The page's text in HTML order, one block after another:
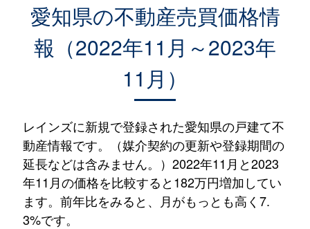
愛知県の不動産売買価格情
報（2022年11月～2023年
11月）
レインズに新規で登録された愛知県の戸建て不
動産情報です。（媒介契約の更新や登録期間の
延長などは含みません。）2022年11月と2023
年11月の価格を比較すると182万円増加してい
ます。前年比をみると、月がもっとも高く7.
3%です。